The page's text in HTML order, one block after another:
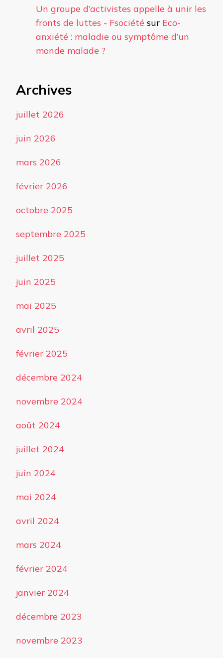
Un groupe d’activistes appelle à unir les
fronts de luttes - Fsociété sur Eco-
anxiété : maladie ou symptôme d’un
monde malade ?
Archives
juillet 2026
juin 2026
mars 2026
février 2026
octobre 2025
septembre 2025
juillet 2025
juin 2025
mai 2025
avril 2025
février 2025
décembre 2024
novembre 2024
août 2024
juillet 2024
juin 2024
mai 2024
avril 2024
mars 2024
février 2024
janvier 2024
décembre 2023
novembre 2023